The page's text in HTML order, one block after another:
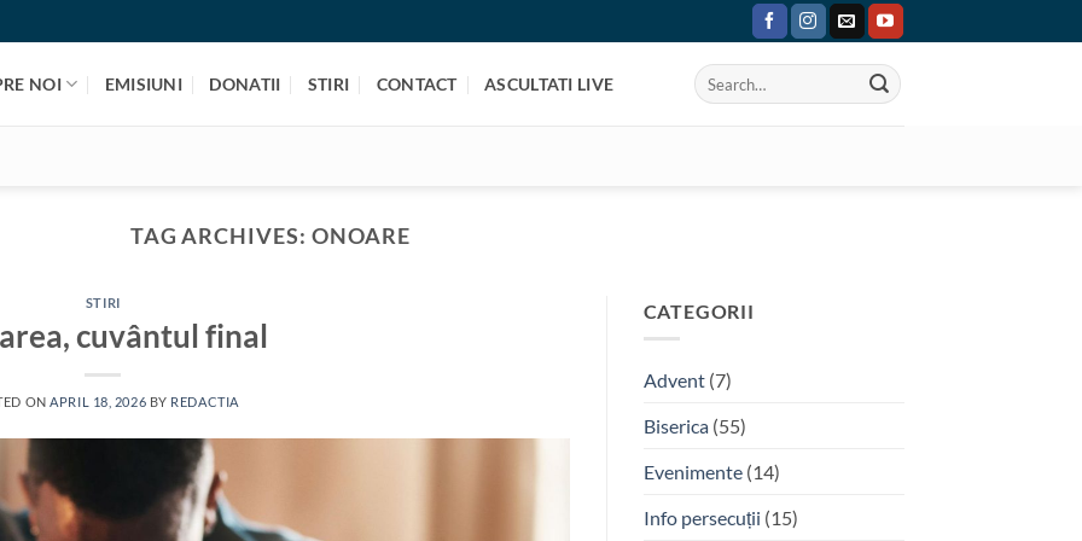
NOI EMISIUNI DONATII STIRI CONTACT ASCULTATI LIVE
TAG ARCHIVES: ONOARE
STIRI
cuvântul final
ONAPRIL 18, 2026 BY REDACTIA
CATEGORII
Advent(7)
Biserica(55)
Evenimente(14)
Info persecuții (15)